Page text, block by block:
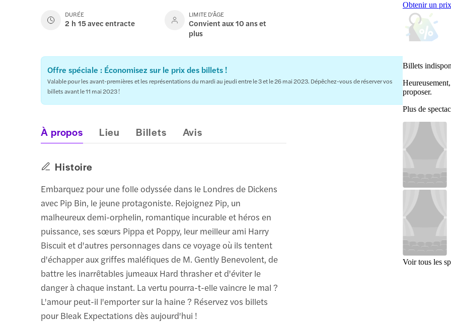
DURÉE
2 h 15 avec entracte
LIMITE D'ÂGE
Convient aux 10 ans et
plus
Offre spéciale : Économisez sur le prix des billets !
Valable pour les avant-premières et les représentations du mardi au jeudi entre le 3 et le 26 mai 2023. Dépêchez-vous de réserver vos
billets avant le 11 mai 2023 !
Obtenir un
Billets
proposer.
Plus de
Voir tous les
À propos Lieu Billets Avis
Histoire
Embarquez pour une folle odyssée dans le Londres de Dickens
avec Pip Bin, le jeune protagoniste. Rejoignez Pip, un
malheureux demi-orphelin, romantique incurable et héros en
puissance, ses sœurs Pippa et Poppy, leur meilleur ami Harry
Biscuit et d'autres personnages dans ce voyage où ils tentent
d'échapper aux griffes maléfiques de M. Gently Benevolent, de
battre les inarrêtables jumeaux Hard thrasher et d'éviter le
danger à chaque instant. La vertu pourra-t-elle vaincre le mal ?
L'amour peut-il l'emporter sur la haine ? Réservez vos billets
pour Bleak Expectations dès aujourd'hui !